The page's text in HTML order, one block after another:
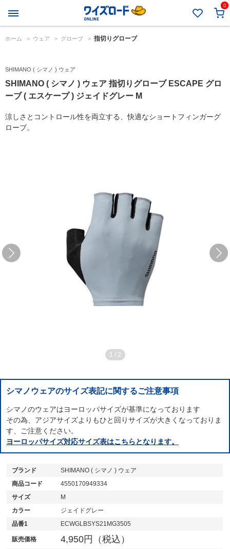
0
ホーム > ウェア > グローブ > 指切りグローブ
SHIMANO ( シマノ ) ウェア
SHIMANO ( シマノ ) ウェア 指切りグローブ ESCAPE グロ
ーブ ( エスケープ ) ジェイドグレー M
涼しさとコントロール性を両立する、快適なショートフィンガーグ
ローブ。
1 / 2
シマノウェアのサイズ表記に関するご注意事項
シマノのウェアはヨーロッパサイズが基準になっております
その為、アジアサイズよりもひと回りサイズが大きくなっておりま
す、ご注意ください。
ヨーロッパサイズ対応サイズ表はこちらとなります。
ブランド
SHIMANO ( シマノ ) ウェア
商品コード
4550170949334
サイズ
M
カラー
ジェイドグレー
品番1
ECWGLBSYS21MG3505
販売価格 4,950円（税込）